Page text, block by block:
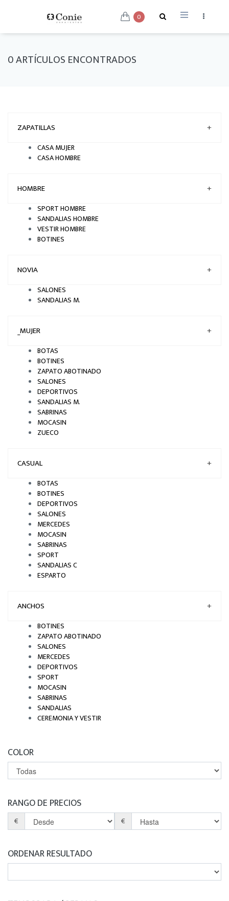
0
0 ARTÍCULOS ENCONTRADOS
ZAPATILLAS +
CASA MUJER
CASA HOMBRE
HOMBRE +
SPORT HOMBRE
SANDALIAS HOMBRE
VESTIR HOMBRE
BOTINES
NOVIA +
SALONES
SANDALIAS M.
_MUJER +
BOTAS
BOTINES
ZAPATO ABOTINADO
SALONES
DEPORTIVOS
SANDALIAS M.
SABRINAS
MOCASIN
ZUECO
CASUAL +
BOTAS
BOTINES
DEPORTIVOS
SALONES
MERCEDES
MOCASIN
SABRINAS
SPORT
SANDALIAS C
ESPARTO
ANCHOS +
BOTINES
ZAPATO ABOTINADO
SALONES
MERCEDES
DEPORTIVOS
SPORT
MOCASIN
SABRINAS
SANDALIAS
CEREMONIA Y VESTIR
COLOR
RANGO DE PRECIOS
€ €
ORDENAR RESULTADO